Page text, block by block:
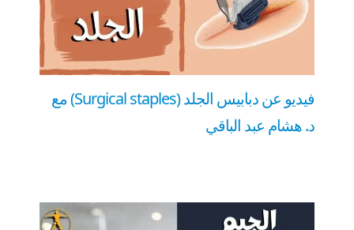
فيديو عن دبابيس الجلد (Surgical staples) مع
د. هشام عبد الباقي